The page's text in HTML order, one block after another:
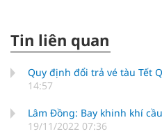
Tin liên quan
Quy định đổi trả vé tàu Tết
14:57
Lâm Đồng: Bay khinh khí
19/11/2022 07:36